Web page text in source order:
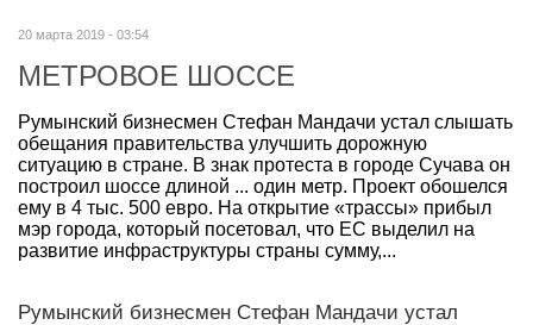
20 марта 2019 - 03:54
МЕТРОВОЕ ШОССЕ
Румынский бизнесмен Стефан Мандачи устал слышать
обещания правительства улучшить дорожную
ситуацию в стране. В знак протеста в городе Сучава он
построил шоссе длиной ... один метр. Проект обошелся
ему в 4 тыс. 500 евро. На открытие «трассы» прибыл
мэр города, который посетовал, что ЕС выделил на
развитие инфраструктуры страны сумму,...
Румынский бизнесмен Стефан Мандачи устал